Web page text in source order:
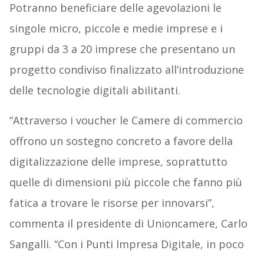
Potranno beneficiare delle agevolazioni le
singole micro, piccole e medie imprese e i
gruppi da 3 a 20 imprese che presentano un
progetto condiviso finalizzato all’introduzione
delle tecnologie digitali abilitanti.
“Attraverso i voucher le Camere di commercio
offrono un sostegno concreto a favore della
digitalizzazione delle imprese, soprattutto
quelle di dimensioni più piccole che fanno più
fatica a trovare le risorse per innovarsi”,
commenta il presidente di Unioncamere, Carlo
Sangalli. “Con i Punti Impresa Digitale, in poco